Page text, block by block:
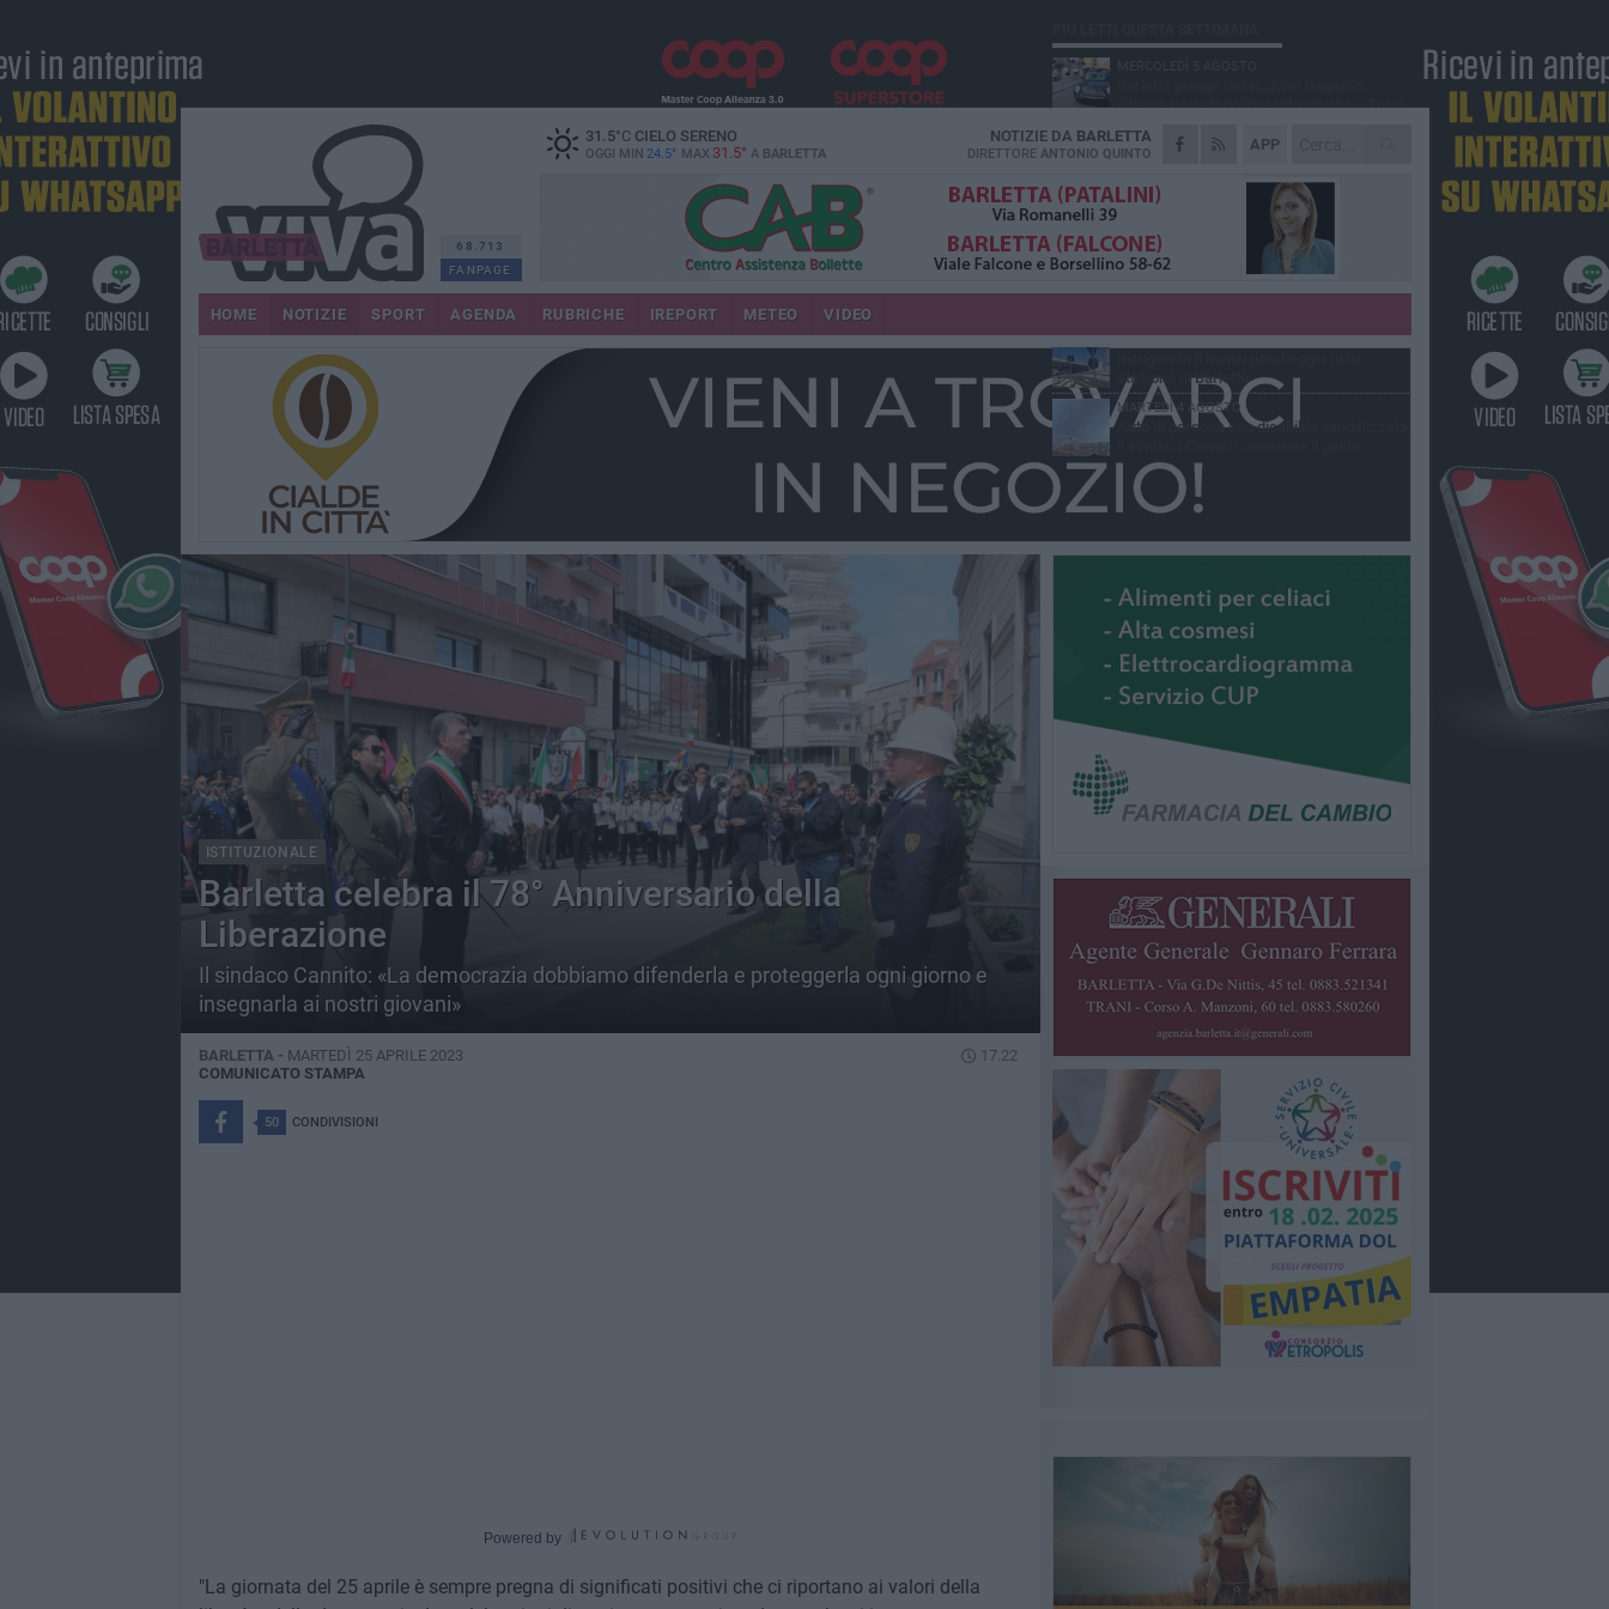
68.713
FANPAGE
31.5°CCIELO SERENO
OGGI MIN 24.5° MAX 31.5° A BARLETTA
APP
NOTIZIE DA BARLETTA
DIRETTORE ANTONIO QUINTO
HOME NOTIZIE SPORT AGENDA RUBRICHE IREPORT METEO VIDEO
ISTITUZIONALE
Barletta celebra il 78° Anniversario della
Liberazione
Il sindaco Cannito: «La democrazia dobbiamo difenderla e proteggerla ogni giorno e
insegnarla ai nostri giovani»
BARLETTA - MARTEDÌ 25 APRILE 2023
17.22
COMUNICATO STAMPA
50 CONDIVISIONI
Powered by
"La giornata del 25 aprile è sempre pregna di significati positivi che ci riportano ai valori della
64enne barlettano investito all'alba a Trani
GIOVEDÌ 6 AGOSTO
Il ricordo di "Cecco", il benzinaio col
separavano dalla pensione»
MERCOLEDÌ 5 AGOSTO
Jova Summer Party, giovedì mattina
sopralluogo nell'area dell'evento
DOMENICA 2 AGOSTO
Beni confiscati alla mafia. Nasce il servizio
VENERDÌ 31 LUGLIO
stazione di Barletta
MARTEDÌ 4 AGOSTO
Auto di persona con disabilità vandalizzata,